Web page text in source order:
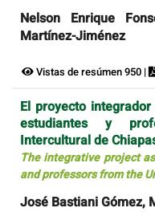
Nelson Enrique
Martínez-Jiménez
Vistas de resúmen 950 |
El proyecto
estudiantes y
Intercultural de
The integrative project
and professors from the
José Bastiani Gómez,